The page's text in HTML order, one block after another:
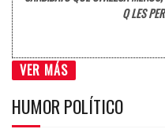
Q LES
VER MÁS
HUMOR POLÍTICO